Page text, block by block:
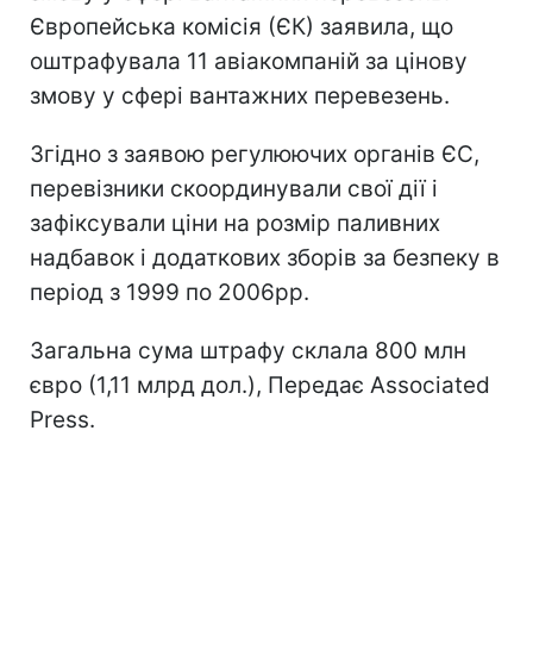
Європейська комісія (ЄК) заявила, що
оштрафувала 11 авіакомпаній за цінову
змову у сфері вантажних перевезень.
Згідно з заявою регулюючих органів ЄС,
перевізники скоординували свої дії і
зафіксували ціни на розмір паливних
надбавок і додаткових зборів за безпеку в
період з 1999 по 2006рр.
Загальна сума штрафу склала 800 млн
євро (1,11 млрд дол.), Передає Associated
Press.